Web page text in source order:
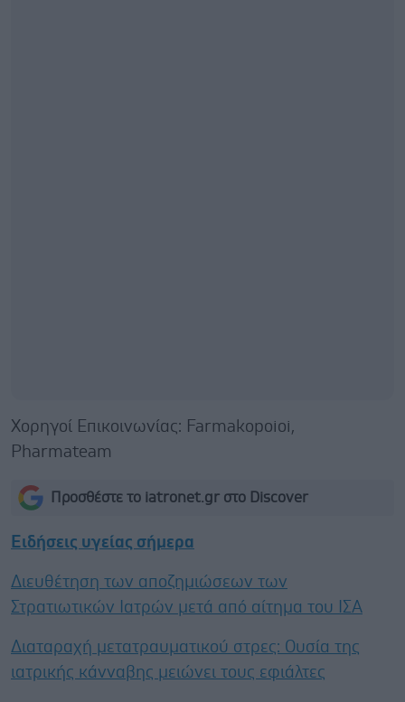
Χορηγοί Επικοινωνίας: Farmakopoioi,
Pharmateam
Προσθέστε το iatronet.gr στο Discover
Ειδήσεις υγείας σήμερα
Διευθέτηση των αποζημιώσεων των
Στρατιωτικών Ιατρών μετά από αίτημα του ΙΣΑ
Διαταραχή μετατραυματικού στρες: Ουσία της
ιατρικής κάνναβης μειώνει τους εφιάλτες